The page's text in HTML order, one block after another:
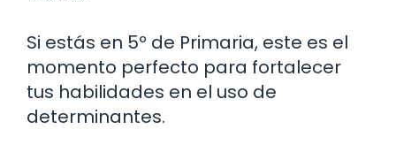
Si estás en 5º de Primaria, este es el
momento perfecto para fortalecer
tus habilidades en el uso de
determinantes.